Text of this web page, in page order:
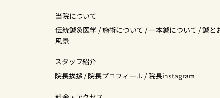
当院について
伝統鍼灸医学/施術について /一本鍼について /鍼と
風景
スタッフ紹介
院長挨拶 /院長プロフィール /院長instagram